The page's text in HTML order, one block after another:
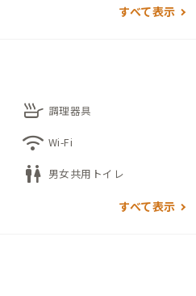
ンターでリモートワークも可能で
すべて表示
skillet 調理器具
wifi Wi-Fi
wc 男女共用トイレ
すべて表示